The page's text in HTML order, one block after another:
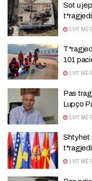
Sot u
1 VIT MË
101
1 VIT MË
Pas
Lupço
1 VIT MË
Shtyhet
1 VIT MË